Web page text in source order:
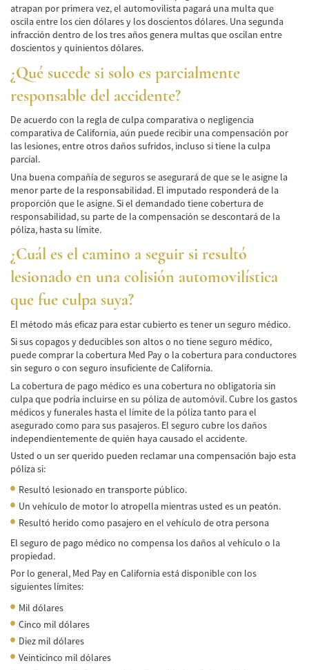
Accidentes de Tren y Metro
Tipos de Lesiones Catastróficas
Muerte por Negligencia
por Negligencia
Construyendo su Caso
Daños que se pueden recuperar en una
Demanda de Muerte por Negligencia
Estatuto de Limitaciones
Negligencia Médica
Bicycle Accident
Bicycle Accident Causes
Common Injuries
Types of Compensation
Bus Accident
Bus Accident Statistics
Required Evidence in Bus Accident Cases
Brake Failure
Car Accident Fatality Statistics
Common Types of Accidents
atrapan por primera vez, el automovilista pagará una multa que
oscila entre los cien dólares y los doscientos dólares. Una segunda
infracción dentro de los tres años genera multas que oscilan entre
doscientos y quinientos dólares.
¿Qué sucede si solo es parcialmente
responsable del accidente?
De acuerdo con la regla de culpa comparativa o negligencia
comparativa de California, aún puede recibir una compensación por
las lesiones, entre otros daños sufridos, incluso si tiene la culpa
parcial.
Una buena compañía de seguros se asegurará de que se le asigne la
menor parte de la responsabilidad. El imputado responderá de la
proporción que le asigne. Si el demandado tiene cobertura de
responsabilidad, su parte de la compensación se descontará de la
póliza, hasta su límite.
¿Cuál es el camino a seguir si resultó
lesionado en una colisión automovilística
que fue culpa suya?
El método más eficaz para estar cubierto es tener un seguro médico.
Si sus copagos y deducibles son altos o no tiene seguro médico,
puede comprar la cobertura Med Pay o la cobertura para conductores
sin seguro o con seguro insuficiente de California.
La cobertura de pago médico es una cobertura no obligatoria sin
culpa que podría incluirse en su póliza de automóvil. Cubre los gastos
médicos y funerales hasta el límite de la póliza tanto para el
asegurado como para sus pasajeros. El seguro cubre los daños
independientemente de quién haya causado el accidente.
Usted o un ser querido pueden reclamar una compensación bajo esta
póliza si:
Resultó lesionado en transporte público.
Un vehículo de motor lo atropella mientras usted es un peatón.
Resultó herido como pasajero en el vehículo de otra persona
El seguro de pago médico no compensa los daños al vehículo o la
propiedad.
Por lo general, Med Pay en California está disponible con los
siguientes límites:
Mil dólares
Cinco mil dólares
Diez mil dólares
Veinticinco mil dólares